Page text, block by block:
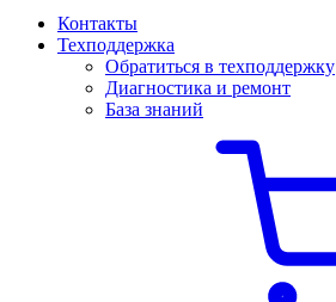
Контакты
Техподдержка
Обратиться в техподдержку
Диагностика и ремонт
База знаний